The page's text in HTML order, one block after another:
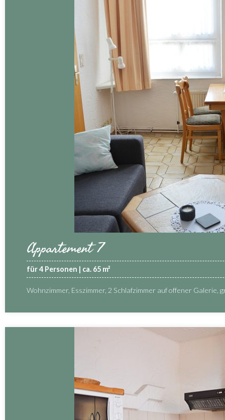
Appartement 7
für 4 Personen | ca. 65 m²
Wohnzimmer, Esszimmer, 2 Schlafzimmer auf offener Galerie,